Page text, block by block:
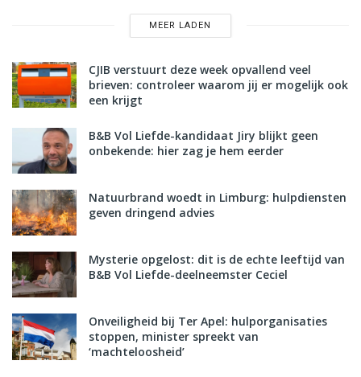
MEER LADEN
CJIB verstuurt deze week opvallend veel
brieven: controleer waarom jij er mogelijk ook
een krijgt
B&B Vol Liefde-kandidaat Jiry blijkt geen
onbekende: hier zag je hem eerder
Natuurbrand woedt in Limburg: hulpdiensten
geven dringend advies
Mysterie opgelost: dit is de echte leeftijd van
B&B Vol Liefde-deelneemster Ceciel
Onveiligheid bij Ter Apel: hulporganisaties
stoppen, minister spreekt van
‘machteloosheid’